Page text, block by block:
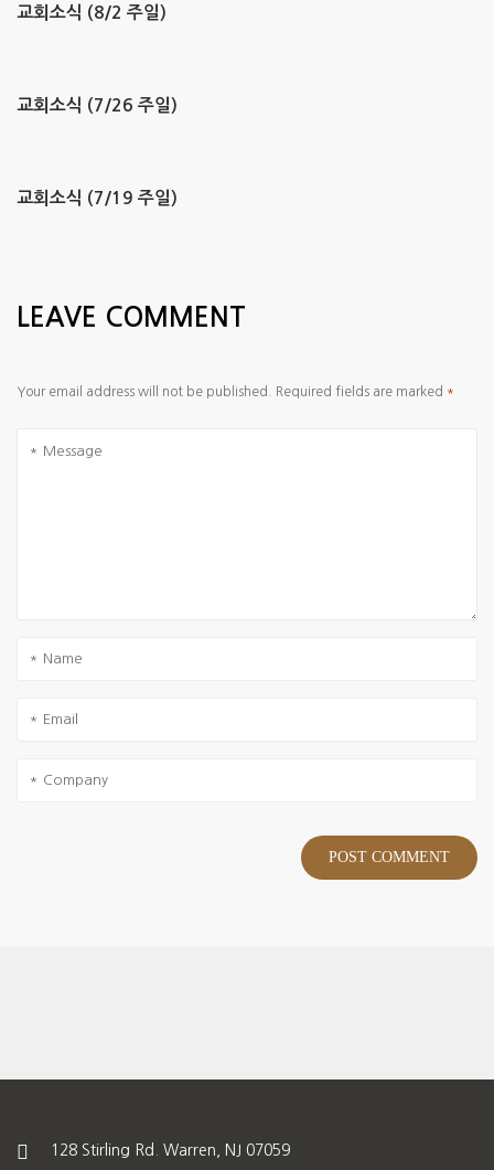
교회소식 (8/2 주일)
교회소식 (7/26 주일)
교회소식 (7/19 주일)
LEAVE COMMENT
Your email address will not be published. Required fields are marked *
128 Stirling Rd. Warren, NJ 07059